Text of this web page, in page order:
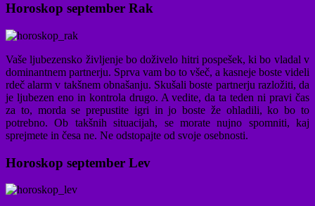
Horoskop september Rak
Vaše ljubezensko življenje bo doživelo hitri pospešek, ki bo vladal v
dominantnem partnerju. Sprva vam bo to všeč, a kasneje boste videli
rdeč alarm v takšnem obnašanju. Skušali boste partnerju razložiti, da
je ljubezen eno in kontrola drugo. A vedite, da ta teden ni pravi čas
za to, morda se prepustite igri in jo boste že ohladili, ko bo to
potrebno. Ob takšnih situacijah, se morate nujno spomniti, kaj
sprejmete in česa ne. Ne odstopajte od svoje osebnosti.
Horoskop september Lev